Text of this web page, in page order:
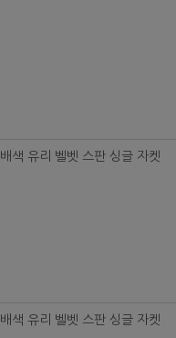
색 유리 벨벳 스판 싱글 자켓
색 유리 벨벳 스판 싱글 자켓